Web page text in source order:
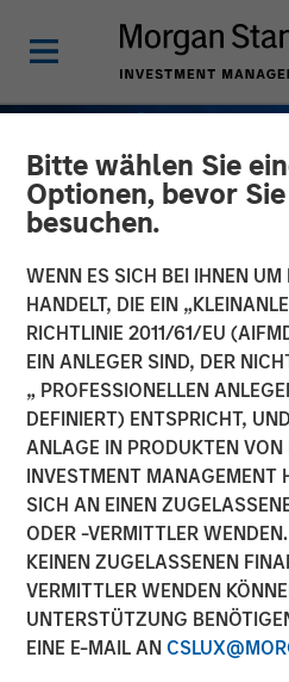
Bitte wählen Sie
Optionen, bevor
besuchen.
WENN ES SICH BEI IHNEN UM
HANDELT, DIE EIN
RICHTLINIE 2011/61/EU
EIN ANLEGER SIND, DER
„ PROFESSIONELLEN
DEFINIERT) ENTSPRICHT,
ANLAGE IN PRODUKTEN
INVESTMENT MANAGEMENT
SICH AN EINEN
ODER -VERMITTLER
KEINEN ZUGELASSENEN
VERMITTLER WENDEN
UNTERSTÜTZUNG
EINE E-MAIL AN
INSIGHTS
How do
Impact the
Sector?
Making